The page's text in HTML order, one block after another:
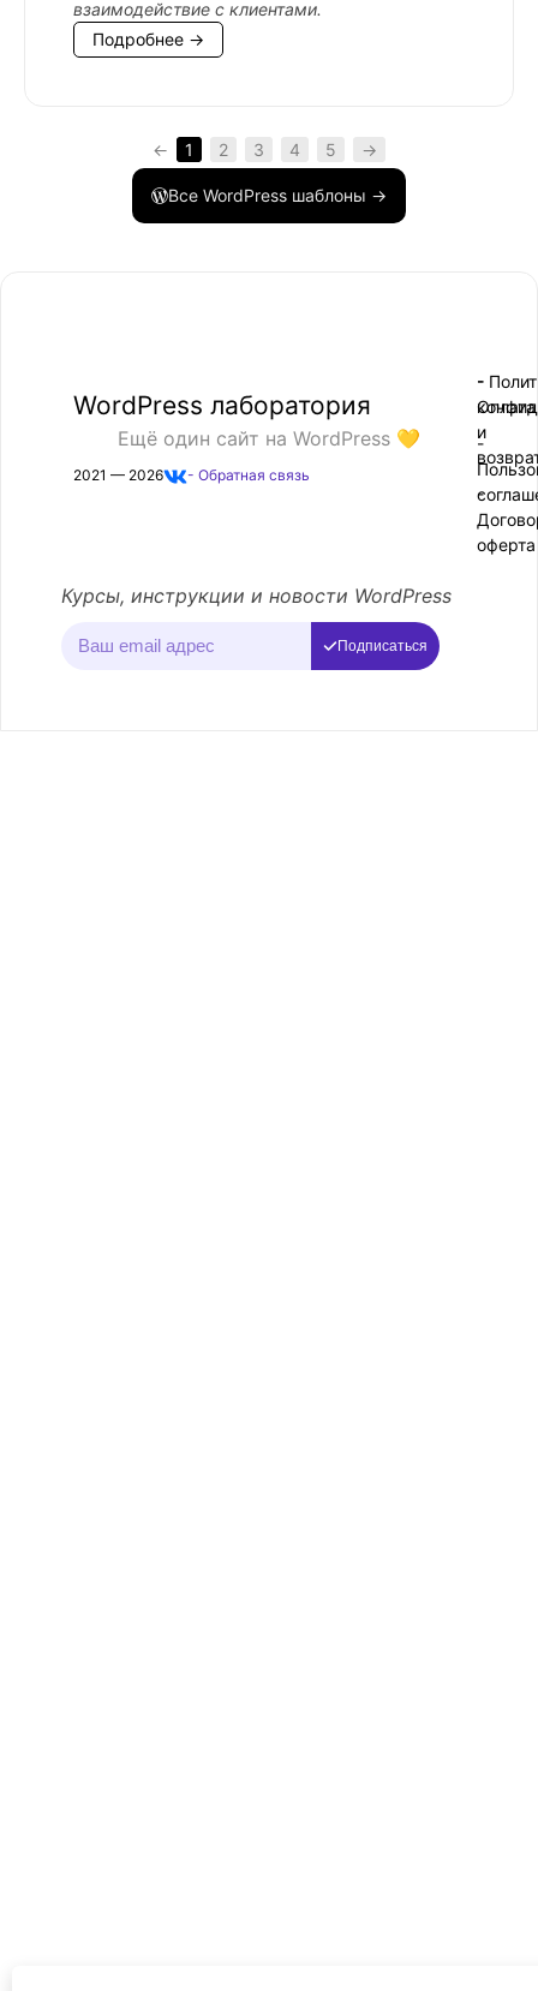
взаимодействие с клиентами.
Подробнее →
← 1 2 3 4 5 →
Все WordPress шаблоны →
WordPress лаборатория
Ещё один сайт на WordPress 💛
2021 — 2026 - Обратная связь
-
-
-
Оплата
и
-
оферта
Курсы, инструкции и новости WordPress
Подписаться